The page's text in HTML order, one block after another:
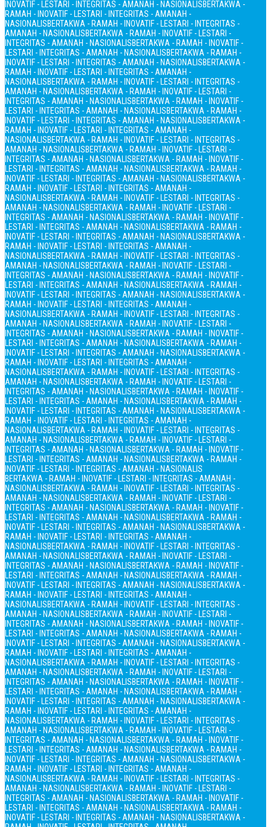
INOVATIF - LESTARI - INTEGRITAS - AMANAH - NASIONALISBERTAKWA -
RAMAH - INOVATIF - LESTARI - INTEGRITAS - AMANAH -
NASIONALISBERTAKWA - RAMAH - INOVATIF - LESTARI - INTEGRITAS -
AMANAH - NASIONALISBERTAKWA - RAMAH - INOVATIF - LESTARI -
INTEGRITAS - AMANAH - NASIONALISBERTAKWA - RAMAH - INOVATIF -
LESTARI - INTEGRITAS - AMANAH - NASIONALISBERTAKWA - RAMAH -
INOVATIF - LESTARI - INTEGRITAS - AMANAH - NASIONALISBERTAKWA -
RAMAH - INOVATIF - LESTARI - INTEGRITAS - AMANAH -
NASIONALISBERTAKWA - RAMAH - INOVATIF - LESTARI - INTEGRITAS -
AMANAH - NASIONALISBERTAKWA - RAMAH - INOVATIF - LESTARI -
INTEGRITAS - AMANAH - NASIONALISBERTAKWA - RAMAH - INOVATIF -
LESTARI - INTEGRITAS - AMANAH - NASIONALISBERTAKWA - RAMAH -
INOVATIF - LESTARI - INTEGRITAS - AMANAH - NASIONALISBERTAKWA -
RAMAH - INOVATIF - LESTARI - INTEGRITAS - AMANAH -
NASIONALISBERTAKWA - RAMAH - INOVATIF - LESTARI - INTEGRITAS -
AMANAH - NASIONALISBERTAKWA - RAMAH - INOVATIF - LESTARI -
INTEGRITAS - AMANAH - NASIONALISBERTAKWA - RAMAH - INOVATIF -
LESTARI - INTEGRITAS - AMANAH - NASIONALISBERTAKWA - RAMAH -
INOVATIF - LESTARI - INTEGRITAS - AMANAH - NASIONALISBERTAKWA -
RAMAH - INOVATIF - LESTARI - INTEGRITAS - AMANAH -
NASIONALISBERTAKWA - RAMAH - INOVATIF - LESTARI - INTEGRITAS -
AMANAH - NASIONALISBERTAKWA - RAMAH - INOVATIF - LESTARI -
INTEGRITAS - AMANAH - NASIONALISBERTAKWA - RAMAH - INOVATIF -
LESTARI - INTEGRITAS - AMANAH - NASIONALISBERTAKWA - RAMAH -
INOVATIF - LESTARI - INTEGRITAS - AMANAH - NASIONALISBERTAKWA -
RAMAH - INOVATIF - LESTARI - INTEGRITAS - AMANAH -
NASIONALISBERTAKWA - RAMAH - INOVATIF - LESTARI - INTEGRITAS -
AMANAH - NASIONALISBERTAKWA - RAMAH - INOVATIF - LESTARI -
INTEGRITAS - AMANAH - NASIONALISBERTAKWA - RAMAH - INOVATIF -
LESTARI - INTEGRITAS - AMANAH - NASIONALISBERTAKWA - RAMAH -
INOVATIF - LESTARI - INTEGRITAS - AMANAH - NASIONALISBERTAKWA -
RAMAH - INOVATIF - LESTARI - INTEGRITAS - AMANAH -
NASIONALISBERTAKWA - RAMAH - INOVATIF - LESTARI - INTEGRITAS -
AMANAH - NASIONALISBERTAKWA - RAMAH - INOVATIF - LESTARI -
INTEGRITAS - AMANAH - NASIONALISBERTAKWA - RAMAH - INOVATIF -
LESTARI - INTEGRITAS - AMANAH - NASIONALISBERTAKWA - RAMAH -
INOVATIF - LESTARI - INTEGRITAS - AMANAH - NASIONALISBERTAKWA -
RAMAH - INOVATIF - LESTARI - INTEGRITAS - AMANAH -
NASIONALISBERTAKWA - RAMAH - INOVATIF - LESTARI - INTEGRITAS -
AMANAH - NASIONALISBERTAKWA - RAMAH - INOVATIF - LESTARI -
INTEGRITAS - AMANAH - NASIONALISBERTAKWA - RAMAH - INOVATIF -
LESTARI - INTEGRITAS - AMANAH - NASIONALISBERTAKWA - RAMAH -
INOVATIF - LESTARI - INTEGRITAS - AMANAH - NASIONALISBERTAKWA -
RAMAH - INOVATIF - LESTARI - INTEGRITAS - AMANAH -
NASIONALISBERTAKWA - RAMAH - INOVATIF - LESTARI - INTEGRITAS -
AMANAH - NASIONALISBERTAKWA - RAMAH - INOVATIF - LESTARI -
INTEGRITAS - AMANAH - NASIONALISBERTAKWA - RAMAH - INOVATIF -
LESTARI - INTEGRITAS - AMANAH - NASIONALISBERTAKWA - RAMAH -
INOVATIF - LESTARI - INTEGRITAS - AMANAH - NASIONALIS
BERTAKWA - RAMAH - INOVATIF - LESTARI - INTEGRITAS - AMANAH -
NASIONALISBERTAKWA - RAMAH - INOVATIF - LESTARI - INTEGRITAS -
AMANAH - NASIONALISBERTAKWA - RAMAH - INOVATIF - LESTARI -
INTEGRITAS - AMANAH - NASIONALISBERTAKWA - RAMAH - INOVATIF -
LESTARI - INTEGRITAS - AMANAH - NASIONALISBERTAKWA - RAMAH -
INOVATIF - LESTARI - INTEGRITAS - AMANAH - NASIONALISBERTAKWA -
RAMAH - INOVATIF - LESTARI - INTEGRITAS - AMANAH -
NASIONALISBERTAKWA - RAMAH - INOVATIF - LESTARI - INTEGRITAS -
AMANAH - NASIONALISBERTAKWA - RAMAH - INOVATIF - LESTARI -
INTEGRITAS - AMANAH - NASIONALISBERTAKWA - RAMAH - INOVATIF -
LESTARI - INTEGRITAS - AMANAH - NASIONALISBERTAKWA - RAMAH -
INOVATIF - LESTARI - INTEGRITAS - AMANAH - NASIONALISBERTAKWA -
RAMAH - INOVATIF - LESTARI - INTEGRITAS - AMANAH -
NASIONALISBERTAKWA - RAMAH - INOVATIF - LESTARI - INTEGRITAS -
AMANAH - NASIONALISBERTAKWA - RAMAH - INOVATIF - LESTARI -
INTEGRITAS - AMANAH - NASIONALISBERTAKWA - RAMAH - INOVATIF -
LESTARI - INTEGRITAS - AMANAH - NASIONALISBERTAKWA - RAMAH -
INOVATIF - LESTARI - INTEGRITAS - AMANAH - NASIONALISBERTAKWA -
RAMAH - INOVATIF - LESTARI - INTEGRITAS - AMANAH -
NASIONALISBERTAKWA - RAMAH - INOVATIF - LESTARI - INTEGRITAS -
AMANAH - NASIONALISBERTAKWA - RAMAH - INOVATIF - LESTARI -
INTEGRITAS - AMANAH - NASIONALISBERTAKWA - RAMAH - INOVATIF -
LESTARI - INTEGRITAS - AMANAH - NASIONALISBERTAKWA - RAMAH -
INOVATIF - LESTARI - INTEGRITAS - AMANAH - NASIONALISBERTAKWA -
RAMAH - INOVATIF - LESTARI - INTEGRITAS - AMANAH -
NASIONALISBERTAKWA - RAMAH - INOVATIF - LESTARI - INTEGRITAS -
AMANAH - NASIONALISBERTAKWA - RAMAH - INOVATIF - LESTARI -
INTEGRITAS - AMANAH - NASIONALISBERTAKWA - RAMAH - INOVATIF -
LESTARI - INTEGRITAS - AMANAH - NASIONALISBERTAKWA - RAMAH -
INOVATIF - LESTARI - INTEGRITAS - AMANAH - NASIONALISBERTAKWA -
RAMAH - INOVATIF - LESTARI - INTEGRITAS - AMANAH -
NASIONALISBERTAKWA - RAMAH - INOVATIF - LESTARI - INTEGRITAS -
AMANAH - NASIONALISBERTAKWA - RAMAH - INOVATIF - LESTARI -
INTEGRITAS - AMANAH - NASIONALISBERTAKWA - RAMAH - INOVATIF -
LESTARI - INTEGRITAS - AMANAH - NASIONALISBERTAKWA - RAMAH -
INOVATIF - LESTARI - INTEGRITAS - AMANAH - NASIONALISBERTAKWA -